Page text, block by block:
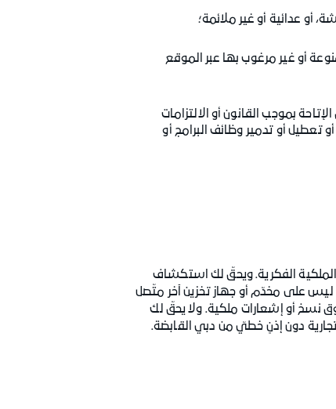
أو عدائية أو غير ملائمة؛
أو غير مرغوب بها عبر الموقع
بموجب القانون أو الالتزامات
تعطيل أو تدمير وظائف البرامج أو
الفكرية. ويحقّ لك استكشاف
على مخدّم أو جهاز تخزين آخر متّصل
نسخ أو إشعارات ملكية. ولا يحقّ لك
تجارية دون إذنٍ خطيّ من دبي القابضة.